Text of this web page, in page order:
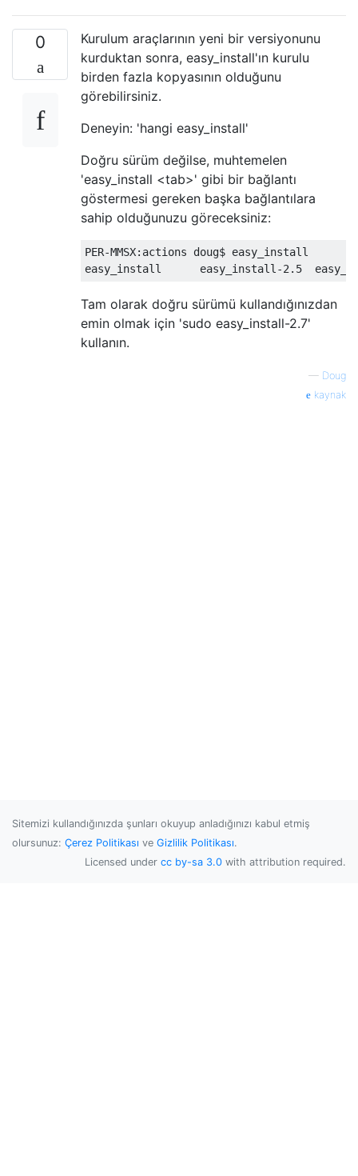
0
Kurulum araçlarının yeni bir versiyonunu
kurduktan sonra, easy_install'ın kurulu
birden fazla kopyasının olduğunu
görebilirsiniz.
Deneyin: 'hangi easy_install'
Doğru sürüm değilse, muhtemelen
'easy_install <tab>' gibi bir bağlantı
göstermesi gereken başka bağlantılara
sahip olduğunuzu göreceksiniz:
PER-MMSX: actions doug$ easy_install
easy_install      easy_install -2.5
Tam olarak doğru sürümü kullandığınızdan
emin olmak için 'sudo easy_install-2.7'
kullanın.
— Doug
kaynak
Sitemizi kullandığınızda şunları okuyup anladığınızı kabul etmiş
olursunuz: Çerez Politikası ve Gizlilik Politikası.
Licensed under cc by-sa 3.0 with attribution required.